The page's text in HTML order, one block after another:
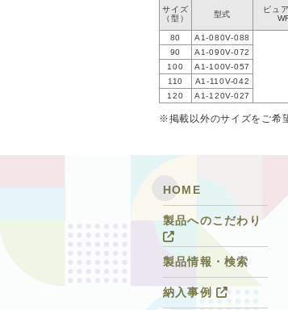
サイズ
（型）
型式
ピュ
80 A1-080V-088
90
A1-090V-072
100
A1-100V-057
110
A1-110V-042
120
A1-120V-027
※掲載以外のサイズをご希
HOME
製品へのこだわり
製品情報・検索
納入事例